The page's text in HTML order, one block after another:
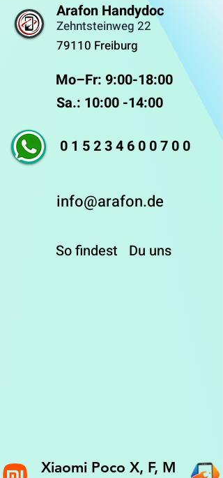
Arafon Handydoc
Zehntsteinweg 22
79110 Freiburg
Mo–Fr: 9:00-18:00 ​
Sa.: 10:00 -14:00
015234600700
info@arafon.de
So findest Du uns
Xiaomi Poco X, F, M